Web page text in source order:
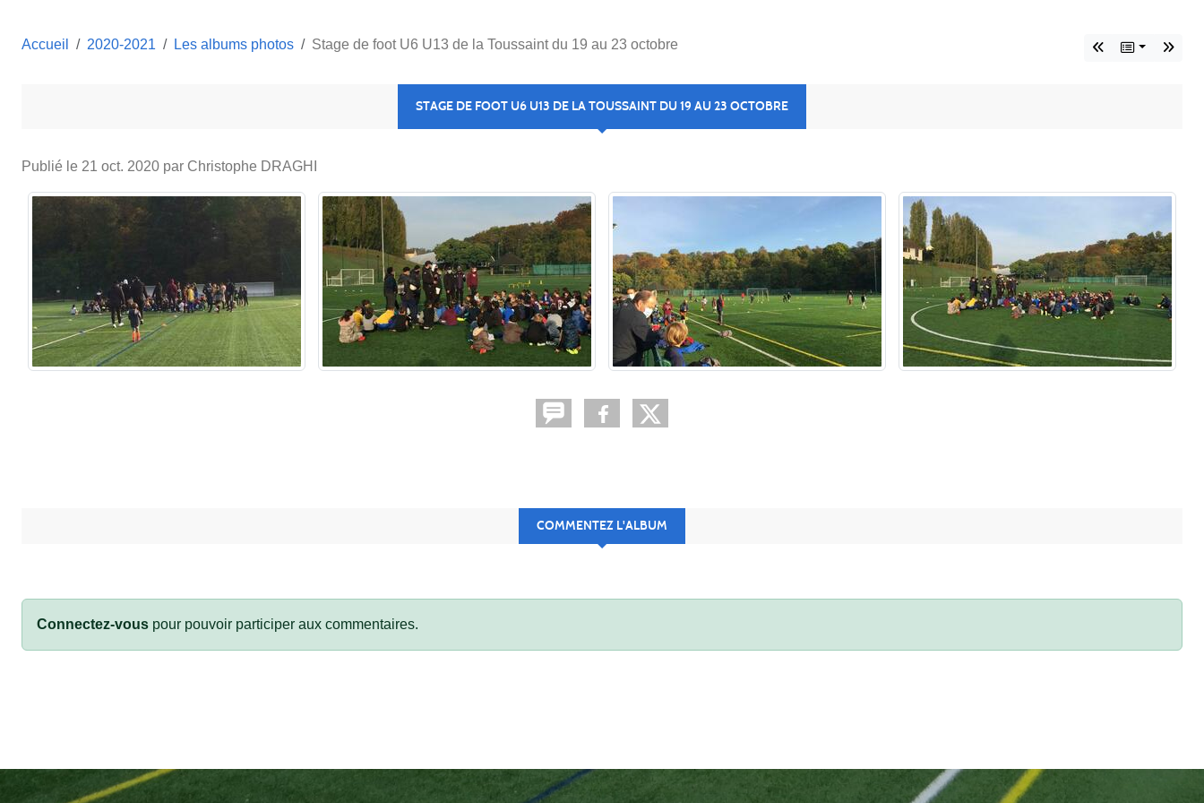
Accueil 2020-2021 Les albums photos Stage de foot U6 U13 de la Toussaint du 19 au 23 octobre
STAGE DE FOOT U6 U13 DE LA TOUSSAINT DU 19 AU 23 OCTOBRE
Publié le 21 oct. 2020 par Christophe DRAGHI
COMMENTEZ L'ALBUM
Connectez-vous pour pouvoir participer aux commentaires.